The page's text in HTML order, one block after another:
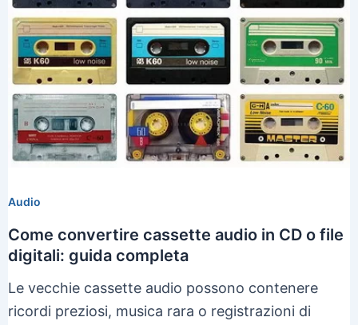
Audio
Come convertire cassette audio in CD o file
digitali: guida completa
Le vecchie cassette audio possono contenere
ricordi preziosi, musica rara o registrazioni di